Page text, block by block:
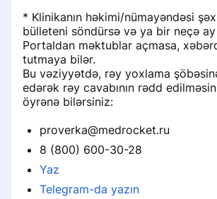
* Klinikanın həkimi/nümayəndəsi
bülleteni söndürsə və ya bir neçə ay
Portaldan məktublar açmasa,
tutmaya bilər.
Bu vəziyyətdə, rəy yoxlama
edərək rəy cavabının rədd
öyrənə bilərsiniz:
proverka@medrocket.ru
8 (800) 600-30-28
Yaz
Telegram-da yazın